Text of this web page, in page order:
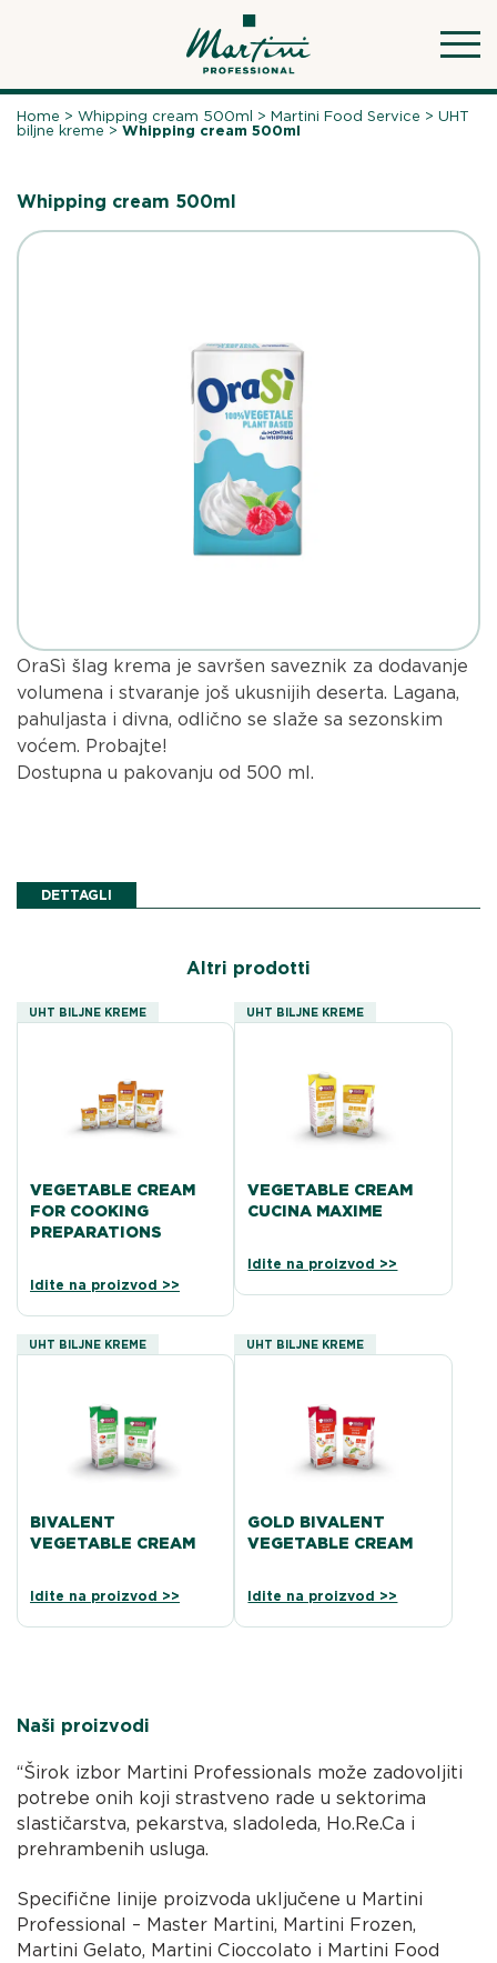
Home >Whipping cream 500ml >Martini Food Service >UHT
biljne kreme >Whipping cream 500ml
Whipping cream 500ml
OraSì šlag krema je savršen saveznik za dodavanje
volumena i stvaranje još ukusnijih deserta. Lagana,
pahuljasta i divna, odlično se slaže sa sezonskim
voćem. Probajte!
Dostupna u pakovanju od 500 ml.
DETTAGLI
Altri prodotti
UHT BILJNE KREME
VEGETABLE CREAM
FOR COOKING
PREPARATIONS
Idite na proizvod >>
UHT BILJNE KREME
VEGETABLE CREAM
CUCINA MAXIME
Idite na proizvod >>
UHT BILJNE KREME
BIVALENT
VEGETABLE CREAM
Idite na proizvod >>
UHT BILJNE KREME
GOLD BIVALENT
VEGETABLE CREAM
Idite na proizvod >>
Naši proizvodi
“Širok izbor Martini Professionals može zadovoljiti
potrebe onih koji strastveno rade u sektorima
slastičarstva, pekarstva, sladoleda, Ho.Re.Ca i
prehrambenih usluga.
Specifične linije proizvoda uključene u Martini
Professional – Master Martini, Martini Frozen,
Martini Gelato, Martini Cioccolato i Martini Food